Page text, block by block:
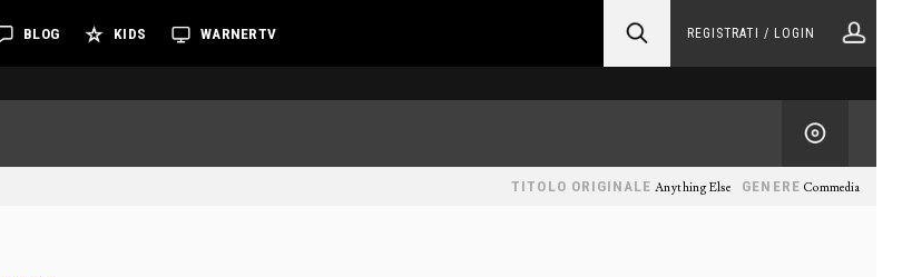
BLOG KIDS WARNERTV REGISTRATI / LOGIN
GENERE Commedia
TITOLO ORIGINALE Anything Else